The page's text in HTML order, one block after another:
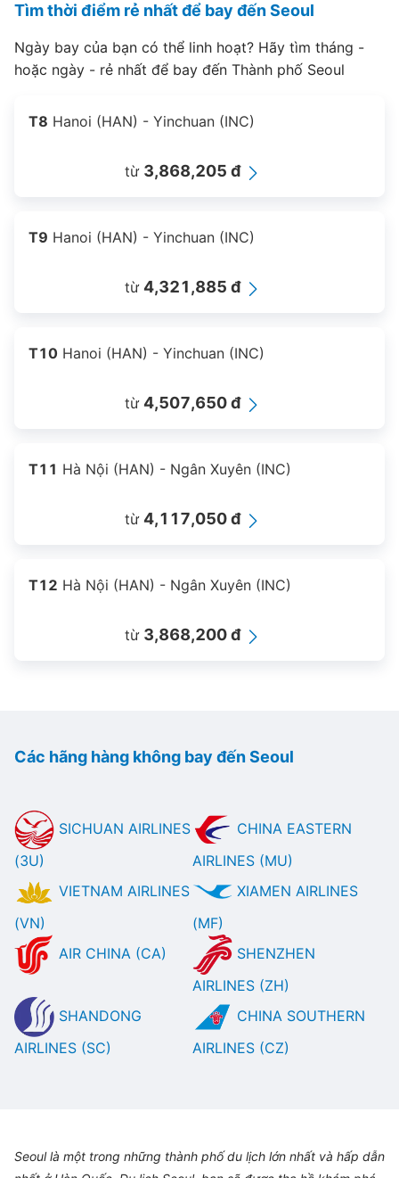
Tìm thời điểm rẻ nhất để bay đến Seoul
Ngày bay của bạn có thể linh hoạt? Hãy tìm tháng -
hoặc ngày - rẻ nhất để bay đến Thành phố Seoul
T8 Hanoi (HAN) - Yinchuan (INC)
từ 3,868,205 đ
T9 Hanoi (HAN) - Yinchuan (INC)
từ 4,321,885 đ
T10 Hanoi (HAN) - Yinchuan (INC)
từ 4,507,650 đ
T11 Hà Nội (HAN) - Ngân Xuyên (INC)
từ 4,117,050 đ
T12 Hà Nội (HAN) - Ngân Xuyên (INC)
từ 3,868,200 đ
Các hãng hàng không bay đến Seoul
SICHUAN AIRLINES
(3U)
CHINA EASTERN
AIRLINES (MU)
VIETNAM AIRLINES
(VN)
XIAMEN AIRLINES
(MF)
AIR CHINA (CA)
SHENZHEN
AIRLINES (ZH)
SHANDONG
AIRLINES (SC)
CHINA SOUTHERN
AIRLINES (CZ)
Seoul là một trong những thành phố du lịch lớn nhất và hấp dẫn